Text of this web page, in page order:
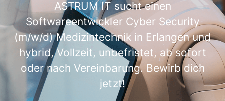
ASTRUM IT sucht einen
Softwareentwickler Cyber Security
(m/w/d) Medizintechnik in Erlangen und
hybrid, Vollzeit, unbefristet, ab sofort
oder nach Vereinbarung. Bewirb dich
jetzt!